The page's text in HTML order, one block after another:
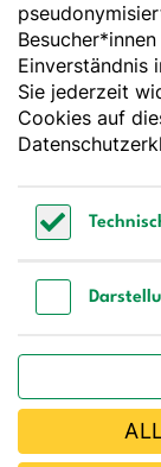
Godesberger
53175 Bonn
Tel:+49 228
Fax:+49 228
E-Mail:
Bestellen Sie
Einverständnis
Sie jederzeit
Cookies auf